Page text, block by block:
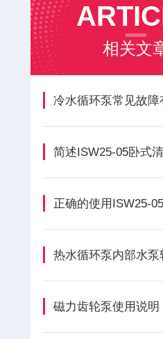
相关文
冷水循环泵常见故障
磁力齿轮泵使用说明